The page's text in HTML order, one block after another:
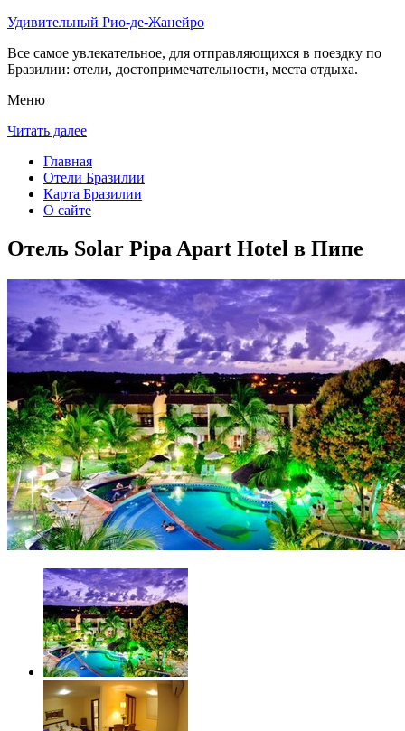
Удивительный Рио-де-Жанейро
Все самое увлекательное, для отправляющихся в поездку по
Бразилии: отели, достопримечательности, места отдыха.
Меню
Читать далее
Главная
Отели Бразилии
Карта Бразилии
О сайте
Отель Solar Pipa Apart Hotel в Пипе